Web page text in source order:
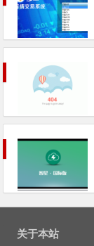
关于本站